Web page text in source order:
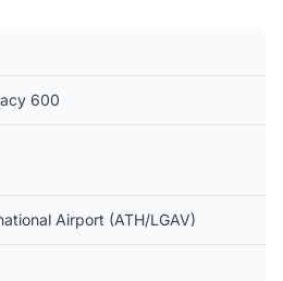
600
Airport (ATH/LGAV)